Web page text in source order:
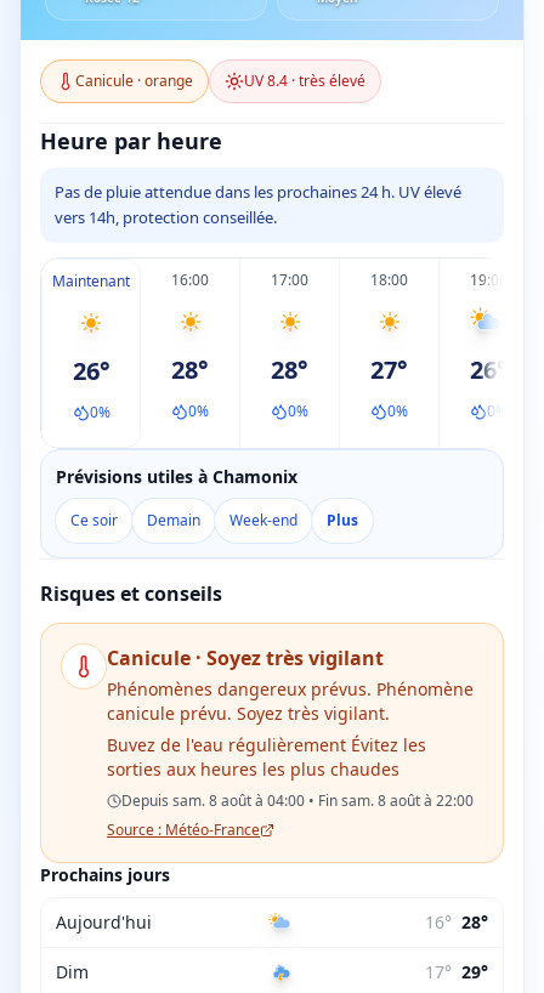
Canicule ·orange UV8.4 ·très élevé
Heure par heure
Pas de pluie attendue dans les prochaines 24 h. UV élevé
vers 14h, protection conseillée.
Maintenant
26°
0%
16:00
28°
0%
17:00
28°
0%
18:00
27°
0%
19:00
26°
0
Prévisions utiles à Chamonix
Ce soir Demain Week-end Plus
Risques et conseils
Canicule · Soyez très vigilant
Phénomènes dangereux prévus. Phénomène
canicule prévu. Soyez très vigilant.
Buvez de l'eau régulièrement Évitez les
sorties aux heures les plus chaudes
Depuis sam. 8 août à 04:00 • Fin sam. 8 août à 22:00
Source : Météo-France
Prochains jours
Aujourd'hui 16° 28°
Dim 17° 29°